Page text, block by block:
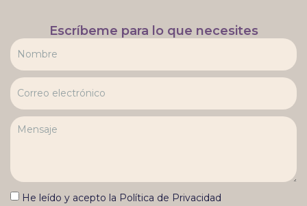
Escríbeme para lo que necesites
He leído y acepto la Política de Privacidad